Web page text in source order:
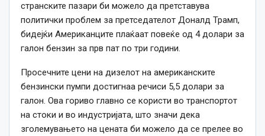
странските пазари би можело да претставува
политички проблем за претседателот Доналд Трамп,
бидејќи Американците плаќаат повеќе од 4 долари за
галон бензин за прв пат по три години.
Просечните цени на дизелот на американските
бензински пумпи достигнаа речиси 5,5 долари за
галон. Ова гориво главно се користи во транспортот
на стоки и во индустријата, што значи дека
зголемувањето на цената би можело да се прелее во